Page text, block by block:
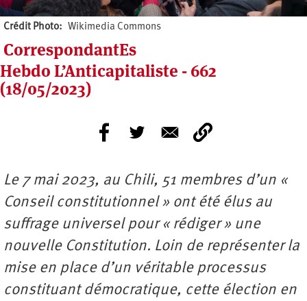
Crédit Photo Wikimedia Commons
CorrespondantEs
Hebdo L’Anticapitaliste - 662
(18/05/2023)
Le 7 mai 2023, au Chili, 51 membres d’un «
Conseil constitutionnel » ont été élus au
suffrage universel pour « rédiger » une
nouvelle Constitution. Loin de représenter la
mise en place d’un véritable processus
constituant démocratique, cette élection en